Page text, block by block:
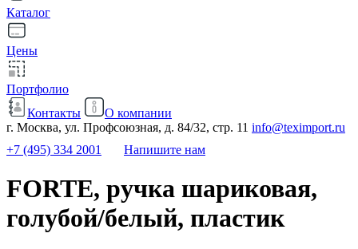
Каталог
Цены
Портфолио
Контакты
О компании
г. Москва, ул. Профсоюзная, д. 84/32, стр. 11 info@teximport.ru
+7 (495) 334 2001
Напишите нам
FORTE, ручка шариковая,
голубой/белый, пластик